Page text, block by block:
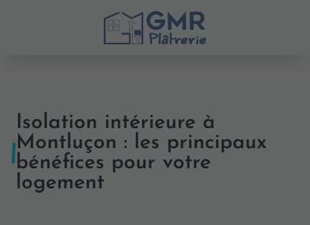
Isolation intérieure à
Montluçon : les principaux
bénéfices pour votre
logement